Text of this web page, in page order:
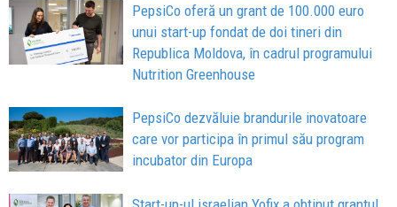
PepsiCo oferă un grant de 100.000 euro
unui start-up fondat de doi tineri din
Republica Moldova, în cadrul programului
Nutrition Greenhouse
PepsiCo dezvăluie brandurile inovatoare
care vor participa în primul său program
incubator din Europa